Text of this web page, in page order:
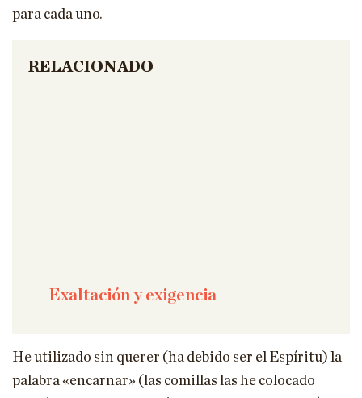
para cada uno.
RELACIONADO
Exaltación y exigencia
He utilizado sin querer (ha debido ser el Espíritu) la
palabra «encarnar» (las comillas las he colocado